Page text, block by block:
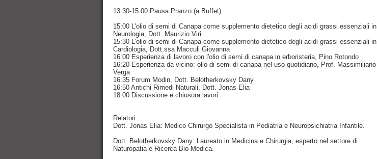
13:30-15:00 Pausa Pranzo (a Buffet)
15:00 L'olio di semi di Canapa come supplemento dietetico degli acidi grassi essenziali in
Neurologia, Dott. Maurizio Viri
15:30 L'olio di semi di Canapa come supplemento dietetico degli acidi grassi essenziali in
Cardiologia, Dott.ssa Macculi Giovanna
16:00 Esperienza di lavoro con l'olio di semi di canapa in erboristeria, Pino Rotondo
16:20 Esperienza da vicino: olio di semi di canapa nel uso quotidiano, Prof. Massimiliano
Verga
16:35 Forum Modin, Dott. Belotherkovsky Dany
16:50 Antichi Rimedi Naturali, Dott. Jonas Elia
18:00 Discussione e chiusura lavori
Relatori:
Dott. Jonas Elia: Medico Chirurgo Specialista in Pediatria e Neuropsichiatria Infantile.
Dott. Belotherkovsky Dany: Laureato in Medicina e Chirurgia, esperto nel settore di
Naturopatia e Ricerca Bio-Medica.